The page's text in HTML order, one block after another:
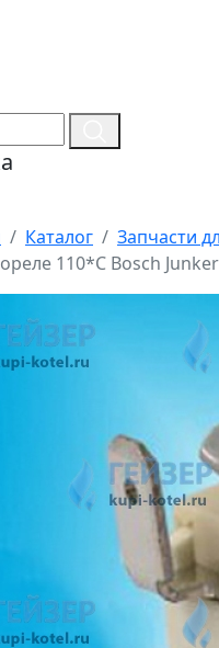
Каталог Запчасти
110*С Bosch